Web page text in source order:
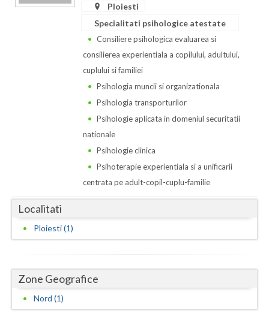
Harghita
Hunedoara
Iasi
Ilfov
Ploiesti
Specialitati psihologice atestate
Consiliere psihologica evaluarea si
consilierea experientiala a copilului, adultului,
cuplului si familiei
Psihologia muncii si organizationala
Psihologia transporturilor
Psihologie aplicata in domeniul securitatii
nationale
Psihologie clinica
Psihoterapie experientiala si a unificarii
centrata pe adult-copil-cuplu-familie
Localitati
Ploiesti (1)
Zone Geografice
Nord (1)